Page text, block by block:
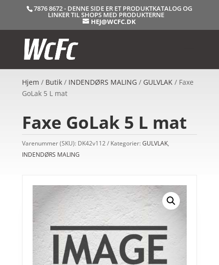
7876 8672 - DENNE SIDE ER ET PRODUKTKATALOG OG
LINKER TIL SHOPS MED PRODUKTERNE
HEJ@WCFC.DK
Hjem / Butik/ INDENDØRS MALING/ GULVLAK/ Faxe
GoLak 5 L mat
Faxe GoLak 5 L mat
Varenummer (SKU): DK42v112 Kategorier:GULVLAK,
INDENDØRS MALING